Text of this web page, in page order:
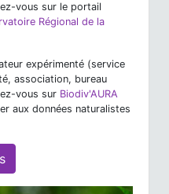
vous sur le portail
Régional de la
expérimenté (service
association, bureau
vous sur Biodiv'AURA
aux données naturalistes